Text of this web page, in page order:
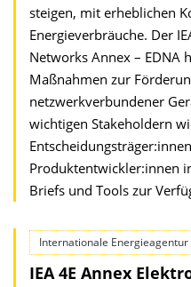
steigen, mit erheblichen
Energieverbräuche. Der
Networks Annex – EDNA
Maßnahmen zur
netzwerkverbundener
wichtigen Stakeholdern
Produktentwickler:innen
Briefs und Tools zur
Internationale Energieagentur
IEA 4E Annex